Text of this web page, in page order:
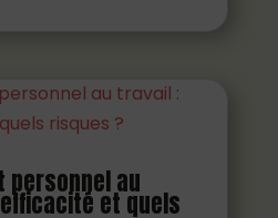
personnel au
et quels